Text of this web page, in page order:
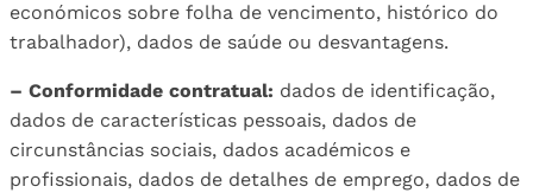
económicos sobre folha de vencimento, histórico do
trabalhador), dados de saúde ou desvantagens.
– Conformidade contratual: dados de identificação,
dados de características pessoais, dados de
circunstâncias sociais, dados académicos e
profissionais, dados de detalhes de emprego, dados de